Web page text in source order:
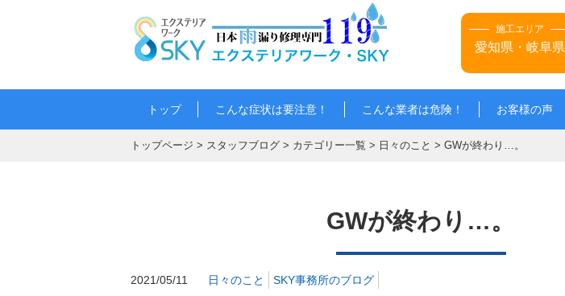
施工エリア
愛知県・岐阜県
トップ こんな症状は要注意！ こんな業者は危険！ お客様の声
トップページ > スタッフブログ > カテゴリー一覧 > 日々のこと > GWが終わり…。
GWが終わり…。
2021/05/11 日々のこと SKY事務所のブログ